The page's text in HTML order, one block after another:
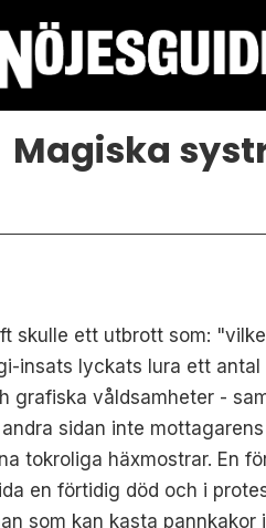
Magiska
skulle ett utbrott som:
insats lyckats lura ett
våldsamheter -
sidan inte
tokroliga häxmostrar. En
en förtidig död och i
som kan kasta